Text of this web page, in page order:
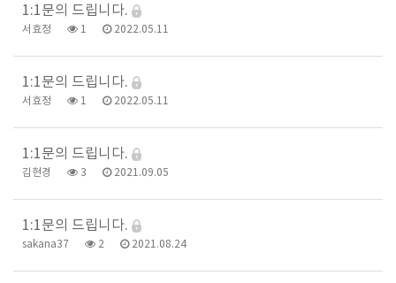
1:1문의 드립니다.
서효정 1 2022.05.11
1:1문의 드립니다.
서효정 1 2022.05.11
1:1문의 드립니다.
김현경 3 2021.09.05
1:1문의 드립니다.
sakana37 2 2021.08.24